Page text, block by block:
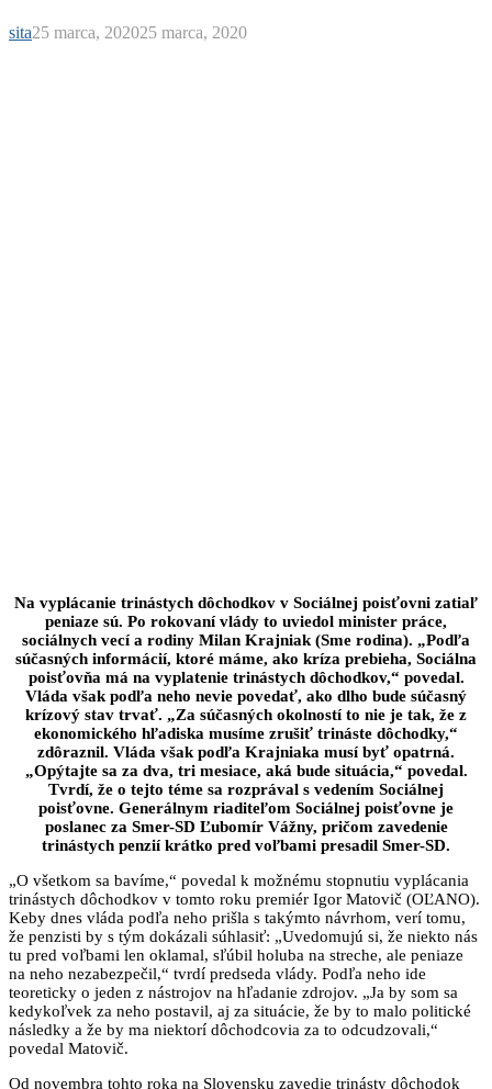
sita25 marca, 202025 marca, 2020
Na vyplácanie trinástych dôchodkov v Sociálnej poisťovni zatiaľ
peniaze sú. Po rokovaní vlády to uviedol minister práce,
sociálnych vecí a rodiny Milan Krajniak (Sme rodina). „Podľa
súčasných informácií, ktoré máme, ako kríza prebieha, Sociálna
poisťovňa má na vyplatenie trinástych dôchodkov,“ povedal.
Vláda však podľa neho nevie povedať, ako dlho bude súčasný
krízový stav trvať. „Za súčasných okolností to nie je tak, že z
ekonomického hľadiska musíme zrušiť trináste dôchodky,“
zdôraznil. Vláda však podľa Krajniaka musí byť opatrná.
„Opýtajte sa za dva, tri mesiace, aká bude situácia,“ povedal.
Tvrdí, že o tejto téme sa rozprával s vedením Sociálnej
poisťovne. Generálnym riaditeľom Sociálnej poisťovne je
poslanec za Smer-SD Ľubomír Vážny, pričom zavedenie
trinástych penzií krátko pred voľbami presadil Smer-SD.
„O všetkom sa bavíme,“ povedal k možnému stopnutiu vyplácania
trinástych dôchodkov v tomto roku premiér Igor Matovič (OĽANO).
Keby dnes vláda podľa neho prišla s takýmto návrhom, verí tomu,
že penzisti by s tým dokázali súhlasiť: „Uvedomujú si, že niekto nás
tu pred voľbami len oklamal, sľúbil holuba na streche, ale peniaze
na neho nezabezpečil,“ tvrdí predseda vlády. Podľa neho ide
teoreticky o jeden z nástrojov na hľadanie zdrojov. „Ja by som sa
kedykoľvek za neho postavil, aj za situácie, že by to malo politické
následky a že by ma niektorí dôchodcovia za to odcudzovali,“
povedal Matovič.
Od novembra tohto roka na Slovensku zavedie trinásty dôchodok